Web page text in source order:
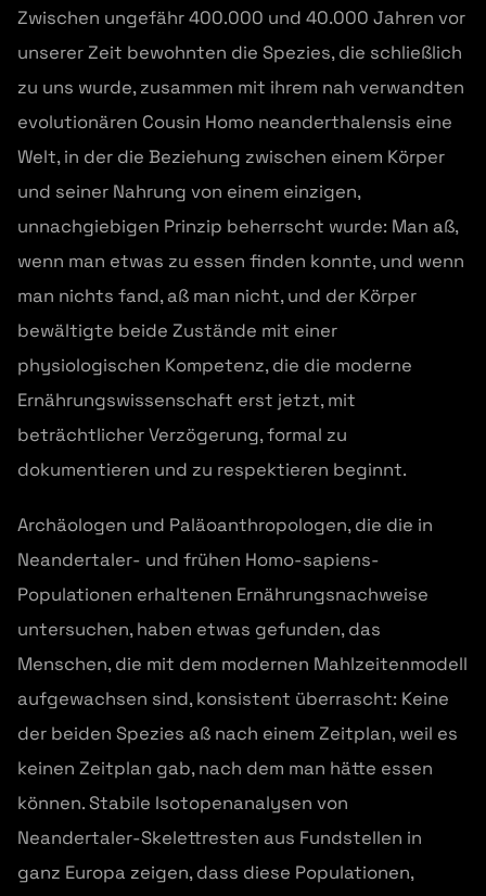
Zwischen ungefähr 400.000 und 40.000 Jahren vor
unserer Zeit bewohnten die Spezies, die schließlich
zu uns wurde, zusammen mit ihrem nah verwandten
evolutionären Cousin Homo neanderthalensis eine
Welt, in der die Beziehung zwischen einem Körper
und seiner Nahrung von einem einzigen,
unnachgiebigen Prinzip beherrscht wurde: Man aß,
wenn man etwas zu essen finden konnte, und wenn
man nichts fand, aß man nicht, und der Körper
bewältigte beide Zustände mit einer
physiologischen Kompetenz, die die moderne
Ernährungswissenschaft erst jetzt, mit
beträchtlicher Verzögerung, formal zu
dokumentieren und zu respektieren beginnt.
Archäologen und Paläoanthropologen, die die in
Neandertaler- und frühen Homo-sapiens-
Populationen erhaltenen Ernährungsnachweise
untersuchen, haben etwas gefunden, das
Menschen, die mit dem modernen Mahlzeitenmodell
aufgewachsen sind, konsistent überrascht: Keine
der beiden Spezies aß nach einem Zeitplan, weil es
keinen Zeitplan gab, nach dem man hätte essen
können. Stabile Isotopenanalysen von
Neandertaler-Skelettresten aus Fundstellen in
ganz Europa zeigen, dass diese Populationen,